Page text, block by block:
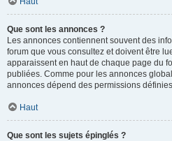
Que sont les annonces ?
Les annonces contiennent souvent des
forum que vous consultez et doivent être
apparaissent en haut de chaque page du
publiées. Comme pour les annonces
annonces dépend des permissions
Haut
Que sont les sujets épinglés ?